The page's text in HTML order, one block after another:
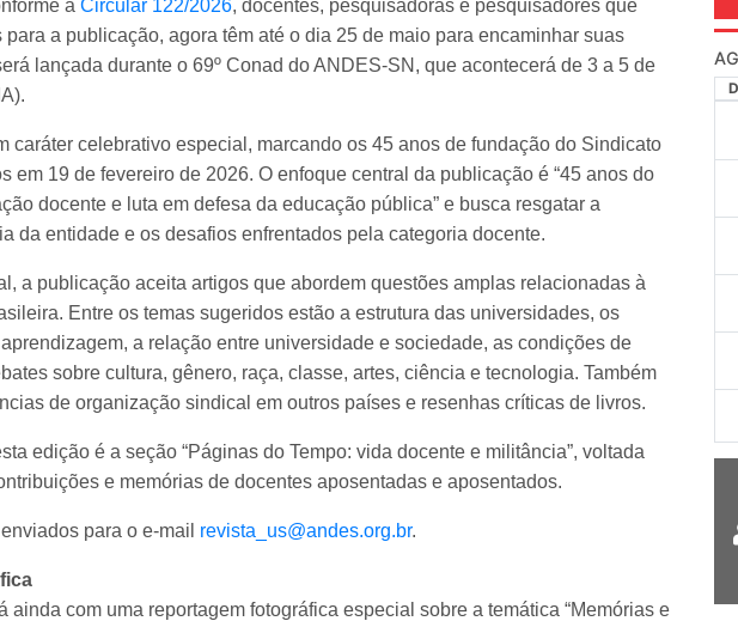
a Circular 122/2026, docentes, pesquisadoras e pesquisadores que
a publicação, agora têm até o dia 25 de maio para encaminhar suas
lançada durante o 69º Conad do ANDES-SN, que acontecerá de 3 a 5 de
caráter celebrativo especial, marcando os 45 anos de fundação do Sindicato
em 19 de fevereiro de 2026. O enfoque central da publicação é “45 anos do
docente e luta em defesa da educação pública” e busca resgatar a
da entidade e os desafios enfrentados pela categoria docente.
a publicação aceita artigos que abordem questões amplas relacionadas à
Entre os temas sugeridos estão a estrutura das universidades, os
a relação entre universidade e sociedade, as condições de
sobre cultura, gênero, raça, classe, artes, ciência e tecnologia. Também
de organização sindical em outros países e resenhas críticas de livros.
edição é a seção “Páginas do Tempo: vida docente e militância”, voltada
e memórias de docentes aposentadas e aposentados.
para o e-mail revista_us@andes.org.br.
ainda com uma reportagem fotográfica especial sobre a temática “Memórias e